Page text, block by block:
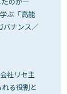
ぶ「高能
バナンス／
社リセ主
る役割と